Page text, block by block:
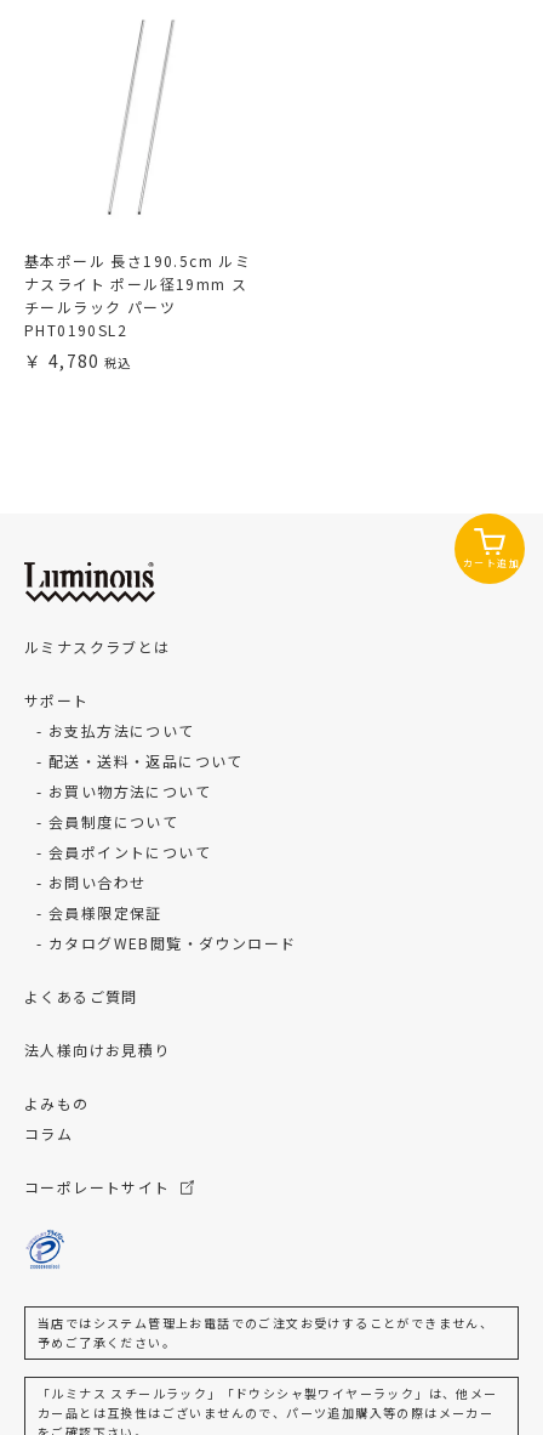
基本ポール 長さ190.5cm ルミ
ナスライト ポール径19mm ス
チールラック パーツ
PHT0190SL2
4,780
カート追加
ルミナスクラブとは
サポート
お支払方法について
配送・送料・返品について
お買い物方法について
会員制度について
会員ポイントについて
お問い合わせ
会員様限定保証
カタログWEB閲覧・ダウンロード
よくあるご質問
法人様向けお見積り
よみもの
コラム
コーポレートサイト
当店ではシステム管理上お電話でのご注文お受けすることができません、
予めご了承ください。
「ルミナス スチールラック」「ドウシシャ製ワイヤーラック」は、他メー
カー品とは互換性はございませんので、パーツ追加購入等の際はメーカー